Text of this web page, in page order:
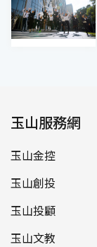
玉山服務網
玉山金控
玉山創投
玉山投顧
玉山文教